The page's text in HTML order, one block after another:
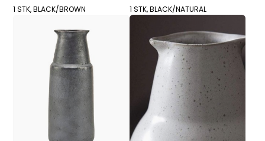
1 STK, BLACK/BROWN 1 STK, BLACK/NATURAL